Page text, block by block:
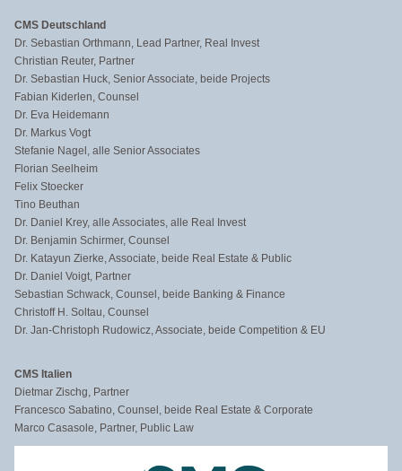
CMS Deutschland
Dr. Sebastian Orthmann, Lead Partner, Real Invest
Christian Reuter, Partner
Dr. Sebastian Huck, Senior Associate, beide Projects
Fabian Kiderlen, Counsel
Dr. Eva Heidemann
Dr. Markus Vogt
Stefanie Nagel, alle Senior Associates
Florian Seelheim
Felix Stoecker
Tino Beuthan
Dr. Daniel Krey, alle Associates, alle Real Invest
Dr. Benjamin Schirmer, Counsel
Dr. Katayun Zierke, Associate, beide Real Estate & Public
Dr. Daniel Voigt, Partner
Sebastian Schwack, Counsel, beide Banking & Finance
Christoff H. Soltau, Counsel
Dr. Jan-Christoph Rudowicz, Associate, beide Competition & EU
CMS Italien
Dietmar Zischg, Partner
Francesco Sabatino, Counsel, beide Real Estate & Corporate
Marco Casasole, Partner, Public Law